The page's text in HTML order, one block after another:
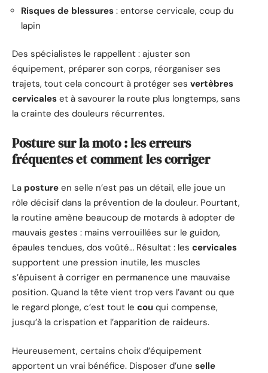
Risques de blessures : entorse cervicale, coup du
lapin
Des spécialistes le rappellent : ajuster son
équipement, préparer son corps, réorganiser ses
trajets, tout cela concourt à protéger ses vertèbres
cervicales et à savourer la route plus longtemps, sans
la crainte des douleurs récurrentes.
Posture sur la moto : les erreurs
fréquentes et comment les corriger
La posture en selle n’est pas un détail, elle joue un
rôle décisif dans la prévention de la douleur. Pourtant,
la routine amène beaucoup de motards à adopter de
mauvais gestes : mains verrouillées sur le guidon,
épaules tendues, dos voûté… Résultat : les cervicales
supportent une pression inutile, les muscles
s’épuisent à corriger en permanence une mauvaise
position. Quand la tête vient trop vers l’avant ou que
le regard plonge, c’est tout le cou qui compense,
jusqu’à la crispation et l’apparition de raideurs.
Heureusement, certains choix d’équipement
apportent un vrai bénéfice. Disposer d’une selle